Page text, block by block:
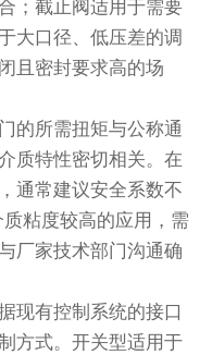
；截止阀适用于需要
大口径、低压差的调
且密封要求高的场
的所需扭矩与公称通
质特性密切相关。在
通常建议安全系数不
粘度较高的应用，需
厂家技术部门沟通确
现有控制系统的接口
方式。开关型适用于